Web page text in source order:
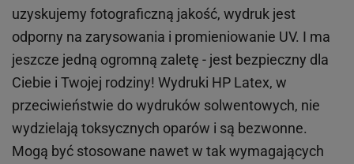
uzyskujemy fotograficzną jakość, wydruk jest
odporny na zarysowania i promieniowanie UV. I ma
jeszcze jedną ogromną zaletę - jest bezpieczny dla
Ciebie i Twojej rodziny! Wydruki HP Latex, w
przeciwieństwie do wydruków solwentowych, nie
wydzielają toksycznych oparów i są bezwonne.
Mogą być stosowane nawet w tak wymagających